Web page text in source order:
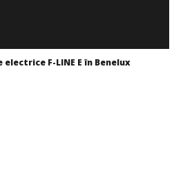
F-LINE E în Benelux